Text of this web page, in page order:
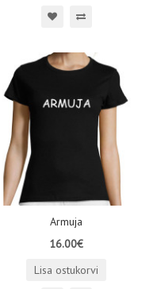
Armuja
16.00€
Lisa ostukorvi